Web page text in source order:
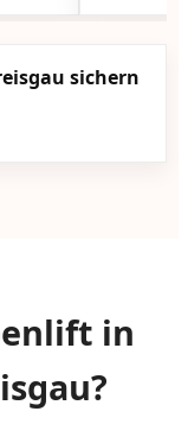
sichern
in